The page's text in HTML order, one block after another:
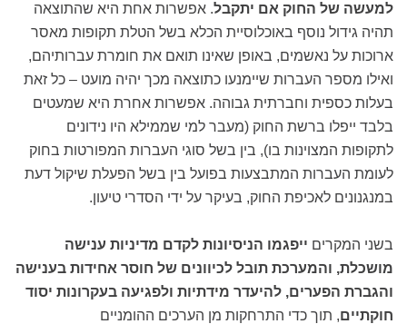
למעשה של החוק אם יתקבל. אפשרות אחת היא שהתוצאה
תהיה גידול נוסף באוכלוסיית הכלא בשל הטלת תקופות מאסר
ארוכות על נאשמים, באופן שאינו תואם את חומרת עברותיהם,
ואילו מספר העברות שיימנעו כתוצאה מכך יהיה מועט – כל זאת
בעלות כספית וחברתית גבוהה. אפשרות אחרת היא שמעטים
בלבד ייפלו ברשת החוק (מעבר למי שממילא היו נידונים
לתקופות המצוינות בו), בין בשל סוגי העברות המפורטות בחוק
לעומת העברות המתבצעות בפועל בין בשל הפעלת שיקול דעת
במנגנונים לאכיפת החוק, בעיקר על ידי הסדרי טיעון.
בשני המקרים ייפגמו הניסיונות לקדם מדיניות ענישה
מושכלת, והמערכת תובל לכיוונים של חוסר אחידות בענישה
והגברת הפערים, להיעדר מידתיות ולפגיעה בעקרונות יסוד
חוקתיים, תוך כדי התרחקות מן הערכים ההומניים